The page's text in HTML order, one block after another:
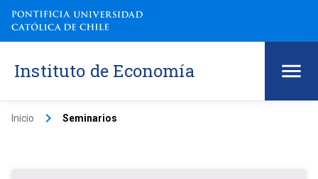
Instituto de Economía
Inicio keyboard_arrow_right Seminarios